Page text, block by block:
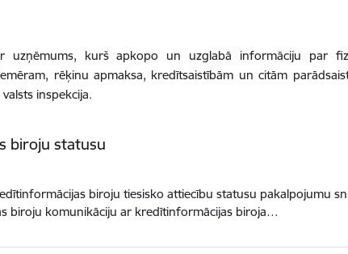
uzņēmums, kurš apkopo un uzglabā informāciju par
rēķinu apmaksa, kredītsaistībām un citām
inspekcija.
biroju statusu
biroju tiesisko attiecību statusu pakalpojumu
biroju komunikāciju ar kredītinformācijas biroja…